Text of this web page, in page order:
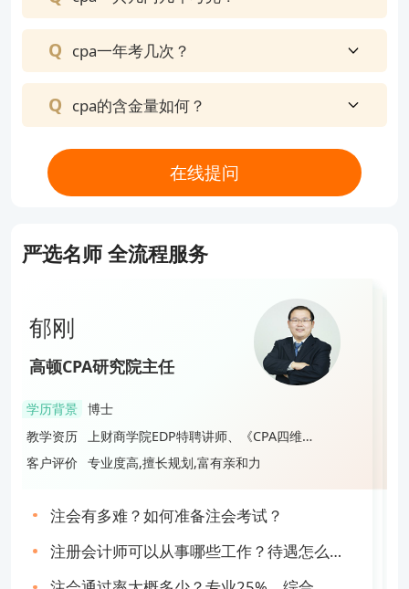
同时对一些易混淆的知识点，通过表格对比的形式列
出，
各个知识点之间的差异一目了然，再也不怕前面背，
后面就记混了。也方便大家对比记忆、总结记忆。
cpa一年考几次？
cpa的含金量如何？
在线提问
严选名师 全流程服务
郁刚
高顿CPA研究院主任
学历背景 博士
教学资历
上财商学院EDP特聘讲师、《CPA四维考
霸》主编
客户评价 专业度高,擅长规划,富有亲和力
注会有多难？如何准备注会考试？
注册会计师可以从事哪些工作？待遇怎么
样？揭秘！
张丽丽
高顿CPA明星讲师
学历背景 硕士
教学资历 央广网明星讲师、多年面授&网课教学经
验
客户评价 专业,热情洋溢,细心负责
cpa好考吗难度大吗？单科通过率不足
30%！
cpa怎么报名？九步教你搞定报名流程！
CPA《会计》专题讲义，135页精华总结，
高顿CPA明星讲师
学历背景
教学资历 高顿CPA最具特色的教师之一、《CPA大
蓝本》主编
客户评价 接地气,风趣幽默,东北味段子手
2025年CPA《财管》学习建议计划书！
CPA六科考前必背10页纸.pdf
cpa工资一般多少钱一个月？坦白局来了
教学资历 四大会计师事务所财务内训指定讲师、
《CPA押题密卷及赢考手册》主编
客户评价 重点突出,逻辑分析力强,通俗易懂
注册会计师待遇如何？收入高不高？
注会考试成绩有效期如何计算？算错就亏
郁刚
教学资历
上财商学院EDP特聘讲师、《CPA四维考
霸》主编
客户评价 专业度高,擅长规划,富有亲和力
注会有多难？如何准备注会考试？
样？揭秘！